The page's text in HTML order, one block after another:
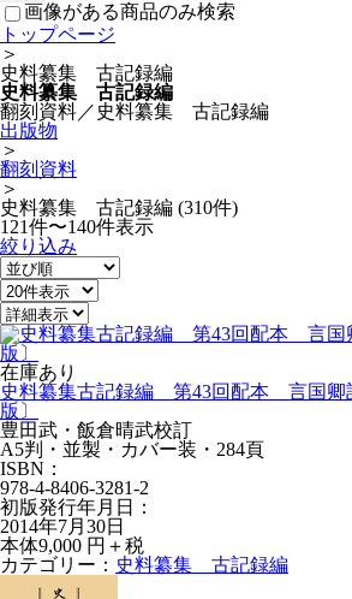
画像がある商品のみ検索
トップページ
＞
史料纂集 古記録編
史料纂集 古記録編
翻刻資料／史料纂集 古記録編
出版物
＞
翻刻資料
＞
史料纂集 古記録編 (310件)
121件〜140件表示
絞り込み
在庫あり
史料纂集古記録編 第43回配本 言国卿
版〕
豊田武・飯倉晴武校訂
A5判・並製・カバー装・284頁
ISBN：
978-4-8406-3281-2
初版発行年月日：
2014年7月30日
本体9,000 円＋税
カテゴリー： 史料纂集 古記録編